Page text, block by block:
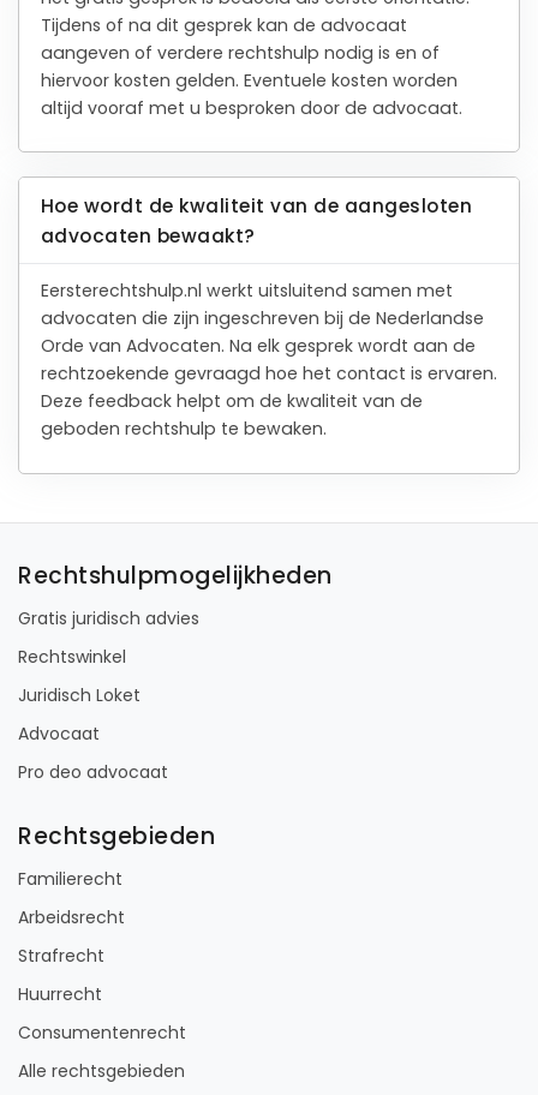
Tijdens of na dit gesprek kan de advocaat
aangeven of verdere rechtshulp nodig is en of
hiervoor kosten gelden. Eventuele kosten worden
altijd vooraf met u besproken door de advocaat.
Hoe wordt de kwaliteit van de aangesloten
advocaten bewaakt?
Eersterechtshulp.nl werkt uitsluitend samen met
advocaten die zijn ingeschreven bij de Nederlandse
Orde van Advocaten. Na elk gesprek wordt aan de
rechtzoekende gevraagd hoe het contact is ervaren.
Deze feedback helpt om de kwaliteit van de
geboden rechtshulp te bewaken.
Rechtshulpmogelijkheden
Gratis juridisch advies
Rechtswinkel
Juridisch Loket
Advocaat
Pro deo advocaat
Rechtsgebieden
Familierecht
Arbeidsrecht
Strafrecht
Huurrecht
Consumentenrecht
Alle rechtsgebieden